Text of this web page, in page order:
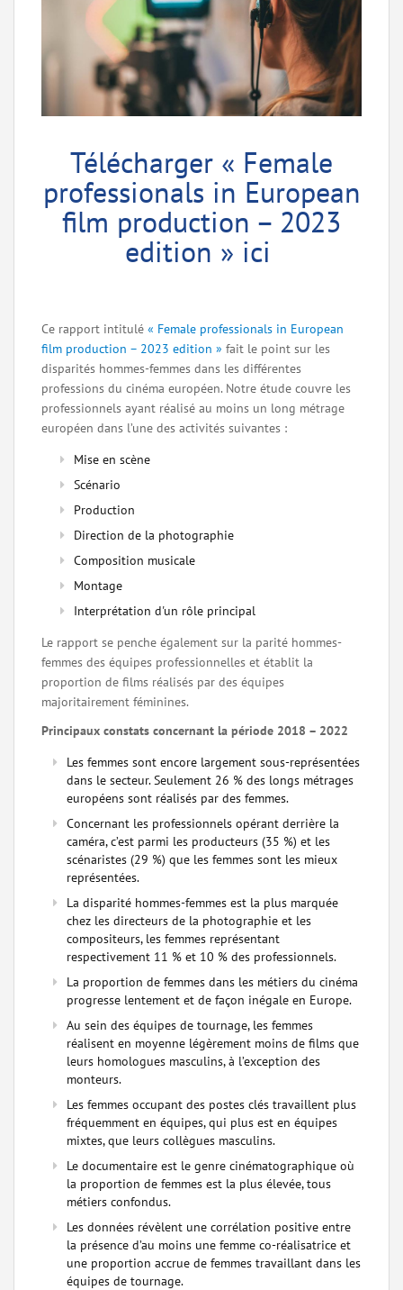
Télécharger « Female
professionals in European
film production – 2023
edition » ici
Ce rapport intitulé « Female professionals in European
film production – 2023 edition » fait le point sur les
disparités hommes-femmes dans les différentes
professions du cinéma européen. Notre étude couvre les
professionnels ayant réalisé au moins un long métrage
européen dans l’une des activités suivantes :
Mise en scène
Scénario
Production
Direction de la photographie
Composition musicale
Montage
Interprétation d'un rôle principal
Le rapport se penche également sur la parité hommes-
femmes des équipes professionnelles et établit la
proportion de films réalisés par des équipes
majoritairement féminines.
Principaux constats concernant la période 2018 – 2022
Les femmes sont encore largement sous-représentées
dans le secteur. Seulement 26 % des longs métrages
européens sont réalisés par des femmes.
Concernant les professionnels opérant derrière la
caméra, c’est parmi les producteurs (35 %) et les
scénaristes (29 %) que les femmes sont les mieux
représentées.
La disparité hommes-femmes est la plus marquée
chez les directeurs de la photographie et les
compositeurs, les femmes représentant
respectivement 11 % et 10 % des professionnels.
La proportion de femmes dans les métiers du cinéma
progresse lentement et de façon inégale en Europe.
Au sein des équipes de tournage, les femmes
réalisent en moyenne légèrement moins de films que
leurs homologues masculins, à l’exception des
monteurs.
Les femmes occupant des postes clés travaillent plus
fréquemment en équipes, qui plus est en équipes
mixtes, que leurs collègues masculins.
Le documentaire est le genre cinématographique où
la proportion de femmes est la plus élevée, tous
métiers confondus.
Les données révèlent une corrélation positive entre
la présence d’au moins une femme co-réalisatrice et
une proportion accrue de femmes travaillant dans les
équipes de tournage.